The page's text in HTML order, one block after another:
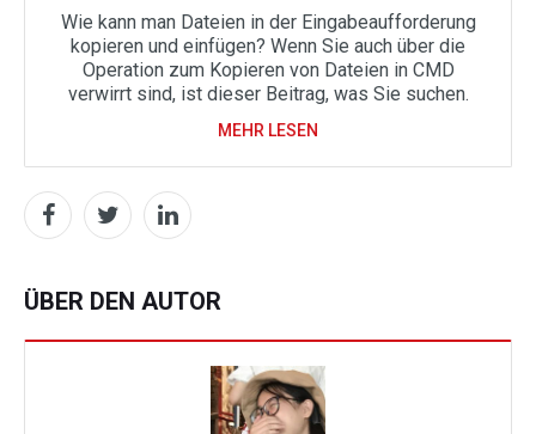
Wie kann man Dateien in der Eingabeaufforderung
kopieren und einfügen? Wenn Sie auch über die
Operation zum Kopieren von Dateien in CMD
verwirrt sind, ist dieser Beitrag, was Sie suchen.
MEHR LESEN
ÜBER DEN AUTOR